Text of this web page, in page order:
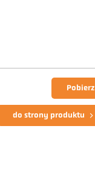
Pobierz
do strony produktu